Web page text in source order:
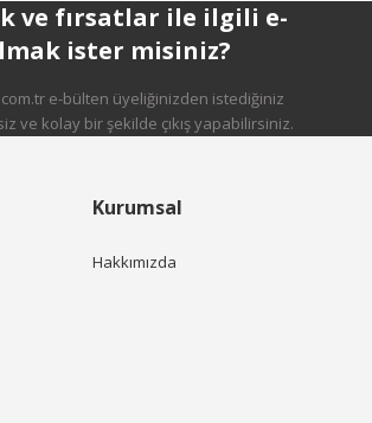
Gönder
ve fırsatlar ile ilgili e-
ister misiniz?
e-bülten üyeliğinizden istediğiniz
ve kolay bir şekilde çıkış yapabilirsiniz.
Kurumsal
Hakkımızda